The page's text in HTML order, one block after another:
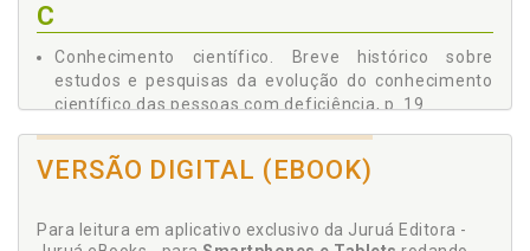
C
Conhecimento científico. Breve histórico sobre
estudos e pesquisas da evolução do conhecimento
científico das pessoas com deficiência, p. 19
Considerações finais, p. 111
Cri-Du-Chat (SCDC). Síndrome de Cri-Du-Chat
(SCDC): Alô, você me escuta? Parece um miado, p.
VERSÃO DIGITAL (EBOOK)
Para leitura em aplicativo exclusivo da Juruá Editora -